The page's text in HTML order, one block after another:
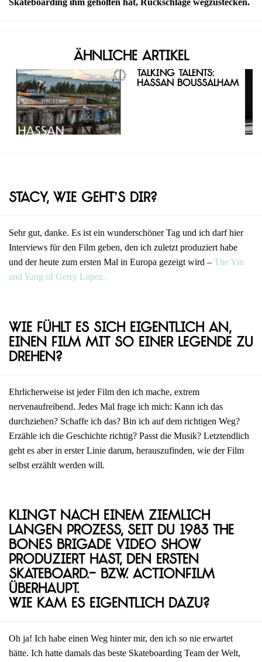
Ähnliche Artikel
Talking Talents:
Hassan Boussalham
Stacy, wie geht’s dir?
Sehr gut, danke. Es ist ein wunderschöner Tag und ich darf hier
Interviews für den Film geben, den ich zuletzt produziert habe
und der heute zum ersten Mal in Europa gezeigt wird – The Yin
and Yang of Gerry Lopez.
Wie fühlt es sich eigentlich an,
einen Film mit so einer Legende zu
drehen?
Ehrlicherweise ist jeder Film den ich mache, extrem
nervenaufreibend. Jedes Mal frage ich mich: Kann ich das
durchziehen? Schaffe ich das? Bin ich auf dem richtigen Weg?
Erzähle ich die Geschichte richtig? Passt die Musik? Letztendlich
geht es aber in erster Linie darum, herauszufinden, wie der Film
selbst erzählt werden will.
Klingt nach einem ziemlich
langen Prozess, seit du 1983 The
Bones Brigade Video Show
produziert hast, den ersten
Skateboard.- bzw. Actionfilm
überhaupt.
Wie kam es eigentlich dazu?
Oh ja! Ich habe einen Weg hinter mir, den ich so nie erwartet
hätte. Ich hatte damals das beste Skateboarding Team der Welt,